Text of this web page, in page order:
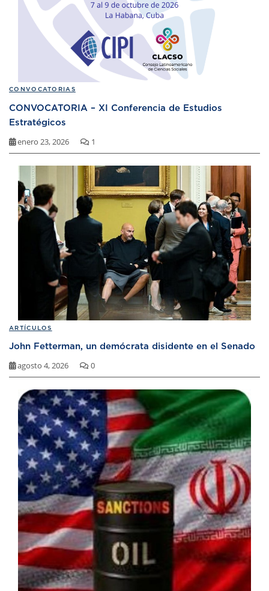
CONVOCATORIAS
CONVOCATORIA – XI Conferencia de Estudios
Estratégicos
enero 23, 2026 1
ARTÍCULOS
John Fetterman, un demócrata disidente en el Senado
agosto 4, 2026 0